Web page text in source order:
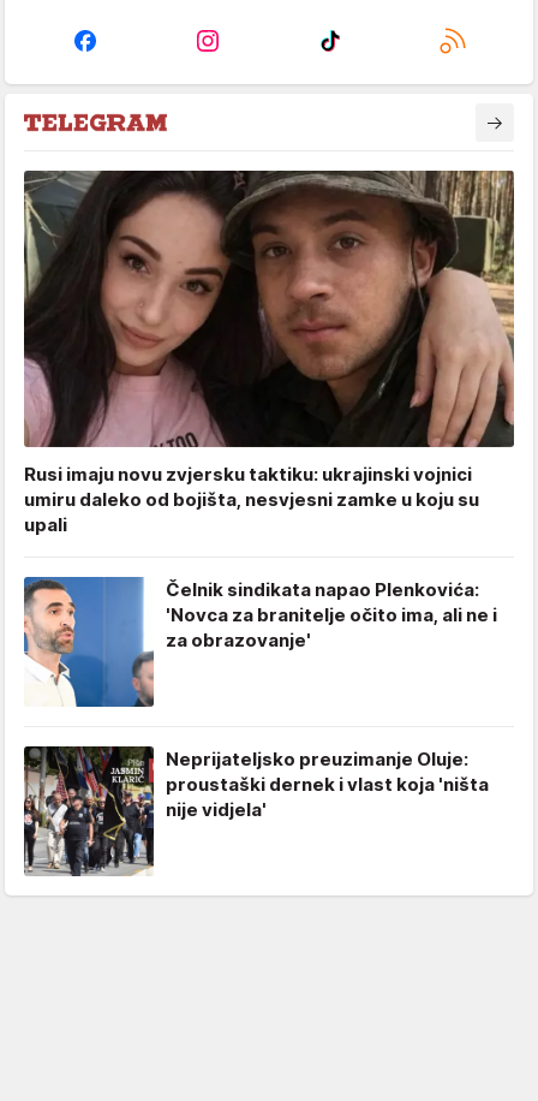
Rusi imaju novu zvjersku taktiku: ukrajinski vojnici
umiru daleko od bojišta, nesvjesni zamke u koju su
upali
Čelnik sindikata napao Plenkovića:
'Novca za branitelje očito ima, ali ne i
za obrazovanje'
Neprijateljsko preuzimanje Oluje:
proustaški dernek i vlast koja 'ništa
nije vidjela'